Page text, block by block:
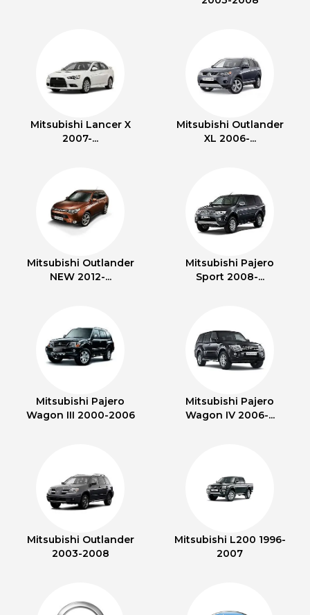
Mitsubishi Lancer X
2007-...
Mitsubishi Outlander
XL 2006-...
Mitsubishi Outlander
NEW 2012-...
Mitsubishi Pajero
Sport 2008-...
Mitsubishi Pajero
Wagon III 2000-2006
Mitsubishi Pajero
Wagon IV 2006-...
Mitsubishi Outlander
2003-2008
Mitsubishi L200 1996-
2007